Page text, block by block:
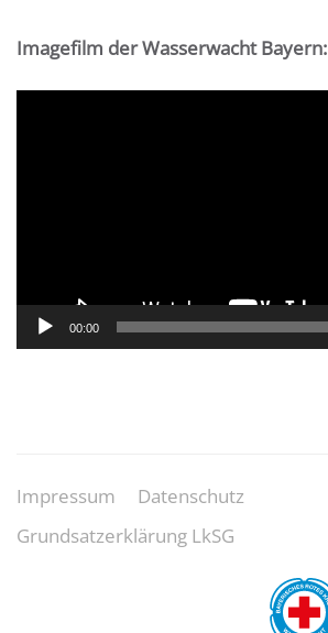
Imagefilm der Wasserwacht Bayern:
00:00
Impressum
Datenschutz
Grundsatzerklärung LkSG